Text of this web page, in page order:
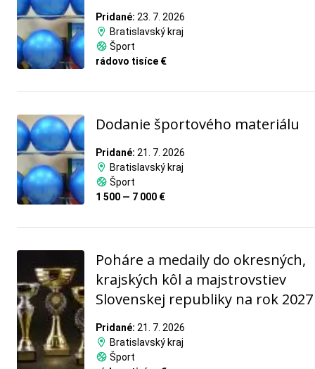
Pridané: 23. 7. 2026
Bratislavský kraj
Šport
rádovo tisíce €
Dodanie športového materiálu
Pridané: 21. 7. 2026
Bratislavský kraj
Šport
1 500 — 7 000 €
Poháre a medaily do okresných,
krajských kôl a majstrovstiev
Slovenskej republiky na rok 2027
Pridané: 21. 7. 2026
Bratislavský kraj
Šport